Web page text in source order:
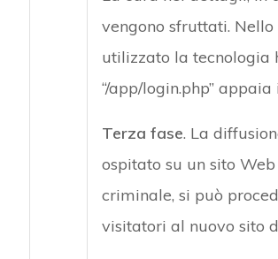
vengono sfruttati.
utilizzato la tecnologia
“/app/login.php”
Terza fase. La
ospitato su un sito
criminale, si può
visitatori al nuovo sito